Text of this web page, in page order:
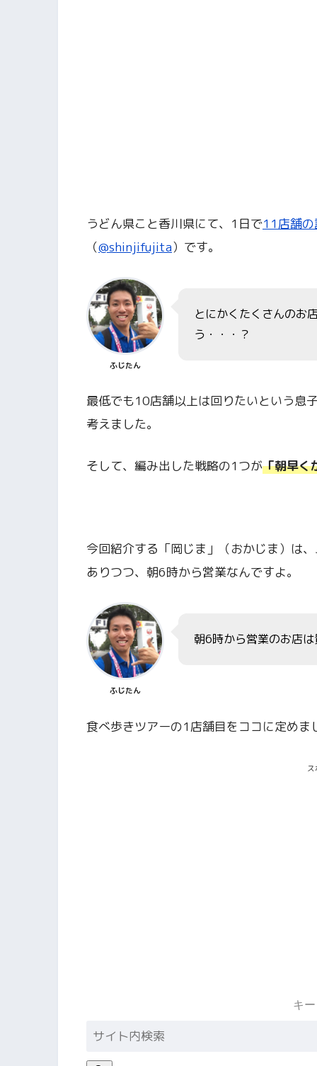
うどん県こと香川県にて、1日で11店舗
（@shinjifujita）です。
ふじたん
とにかくたくさんのお
う・・・？
最低でも10店舗以上は回りたいという息
考えました。
そして、編み出した戦略の1つが「朝早く
今回紹介する「岡じま」（おかじま）は
ありつつ、朝6時から営業なんですよ。
ふじたん
朝6時から営業のお店
食べ歩きツアーの1店舗目をココに定めま
ス
キ